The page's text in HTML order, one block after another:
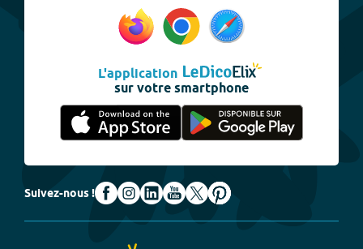
L'application
sur votre smartphone
Suivez-nous !